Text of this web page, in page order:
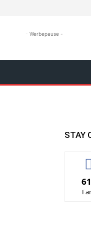
- Werbepause -
STAY